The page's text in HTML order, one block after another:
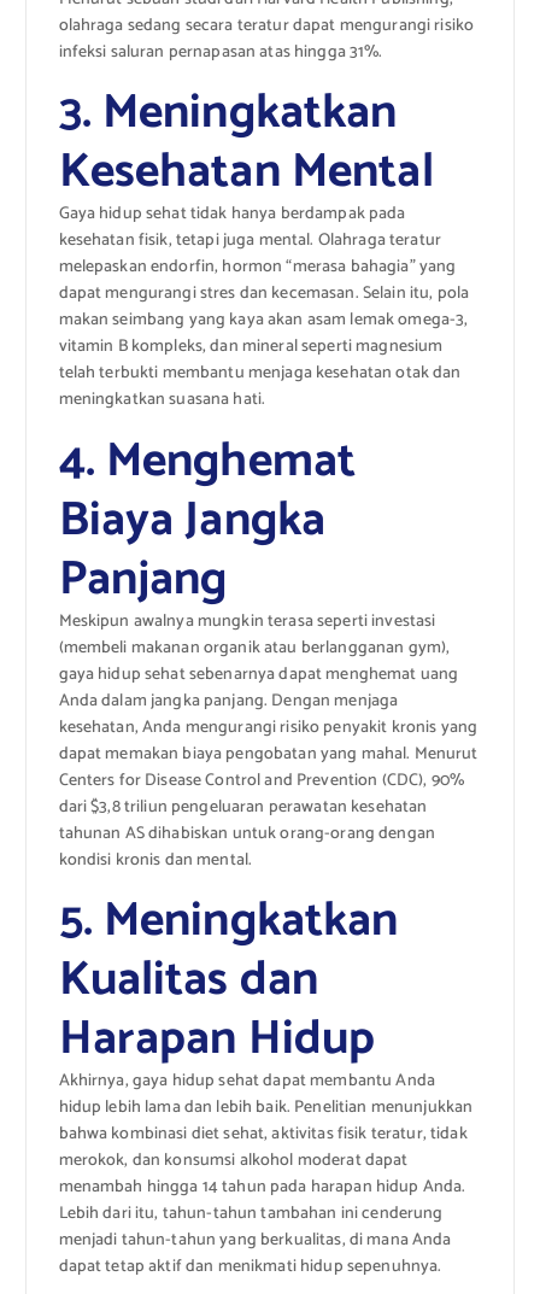
olahraga sedang secara teratur dapat mengurangi risiko
infeksi saluran pernapasan atas hingga 31%.
3. Meningkatkan
Kesehatan Mental
Gaya hidup sehat tidak hanya berdampak pada
kesehatan fisik, tetapi juga mental. Olahraga teratur
melepaskan endorfin, hormon “merasa bahagia” yang
dapat mengurangi stres dan kecemasan. Selain itu, pola
makan seimbang yang kaya akan asam lemak omega-3,
vitamin B kompleks, dan mineral seperti magnesium
telah terbukti membantu menjaga kesehatan otak dan
meningkatkan suasana hati.
4. Menghemat
Biaya Jangka
Panjang
Meskipun awalnya mungkin terasa seperti investasi
(membeli makanan organik atau berlangganan gym),
gaya hidup sehat sebenarnya dapat menghemat uang
Anda dalam jangka panjang. Dengan menjaga
kesehatan, Anda mengurangi risiko penyakit kronis yang
dapat memakan biaya pengobatan yang mahal. Menurut
Centers for Disease Control and Prevention (CDC), 90%
dari $3,8 triliun pengeluaran perawatan kesehatan
tahunan AS dihabiskan untuk orang-orang dengan
kondisi kronis dan mental.
5. Meningkatkan
Kualitas dan
Harapan Hidup
Akhirnya, gaya hidup sehat dapat membantu Anda
hidup lebih lama dan lebih baik. Penelitian menunjukkan
bahwa kombinasi diet sehat, aktivitas fisik teratur, tidak
merokok, dan konsumsi alkohol moderat dapat
menambah hingga 14 tahun pada harapan hidup Anda.
Lebih dari itu, tahun-tahun tambahan ini cenderung
menjadi tahun-tahun yang berkualitas, di mana Anda
dapat tetap aktif dan menikmati hidup sepenuhnya.